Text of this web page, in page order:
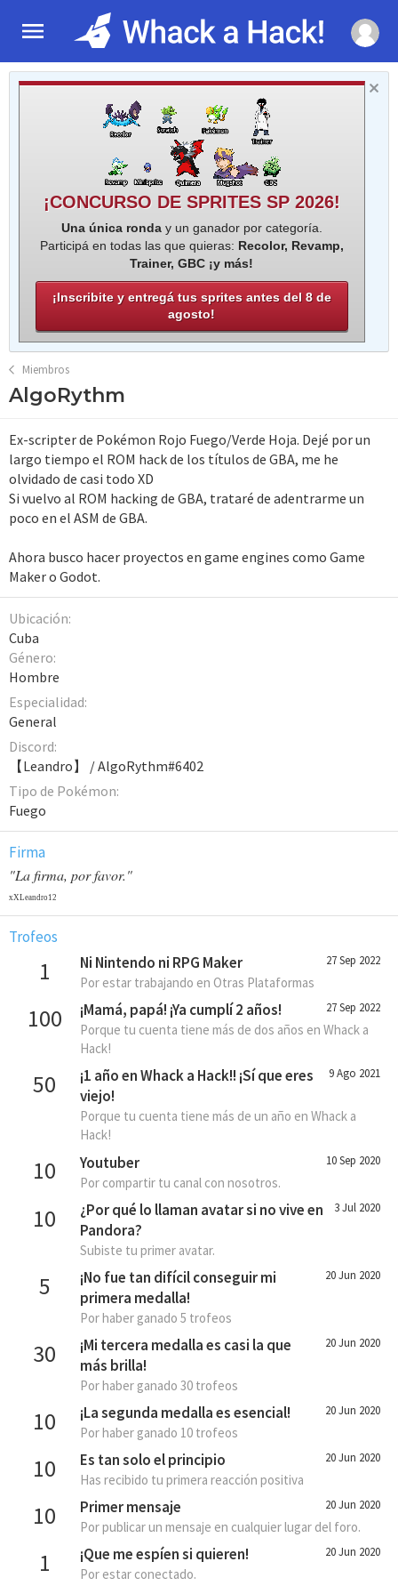
¡CONCURSO DE SPRITES SP 2026!
Una única ronday un ganador por categoría.
Participá en todas las que quieras: Recolor, Revamp,
Trainer, GBC ¡y más!
¡Inscribite y entregá tus sprites antes del 8 de
agosto!
Miembros
AlgoRythm
Ex-scripter de Pokémon Rojo Fuego/Verde Hoja. Dejé por un
largo tiempo el ROM hack de los títulos de GBA, me he
olvidado de casi todo XD
Si vuelvo al ROM hacking de GBA, trataré de adentrarme un
poco en el ASM de GBA.
Ahora busco hacer proyectos en game engines como Game
Maker o Godot.
Ubicación
Cuba
Género
Hombre
Especialidad
General
Discord
【Leandro】 / AlgoRythm#6402
Tipo de Pokémon
Fuego
Firma
"La firma, por favor."
xXLeandro12
Trofeos
1 27 Sep 2022
Ni Nintendo ni RPG Maker
Por estar trabajando en Otras Plataformas
100 27 Sep 2022
¡Mamá, papá! ¡Ya cumplí 2 años!
Porque tu cuenta tiene más de dos años en Whack a
Hack!
50 9 Ago 2021
¡1 año en Whack a Hack!! ¡Sí que eres
viejo!
Porque tu cuenta tiene más de un año en Whack a
Hack!
10 10 Sep 2020
Youtuber
Por compartir tu canal con nosotros.
10 3 Jul 2020
¿Por qué lo llaman avatar si no vive en
Pandora?
Subiste tu primer avatar.
5 20 Jun 2020
¡No fue tan difícil conseguir mi
primera medalla!
Por haber ganado 5 trofeos
30 20 Jun 2020
¡Mi tercera medalla es casi la que
más brilla!
Por haber ganado 30 trofeos
10 20 Jun 2020
¡La segunda medalla es esencial!
Por haber ganado 10 trofeos
10 20 Jun 2020
Es tan solo el principio
Has recibido tu primera reacción positiva
10 20 Jun 2020
Primer mensaje
Por publicar un mensaje en cualquier lugar del foro.
1 20 Jun 2020
¡Que me espíen si quieren!
Por estar conectado.